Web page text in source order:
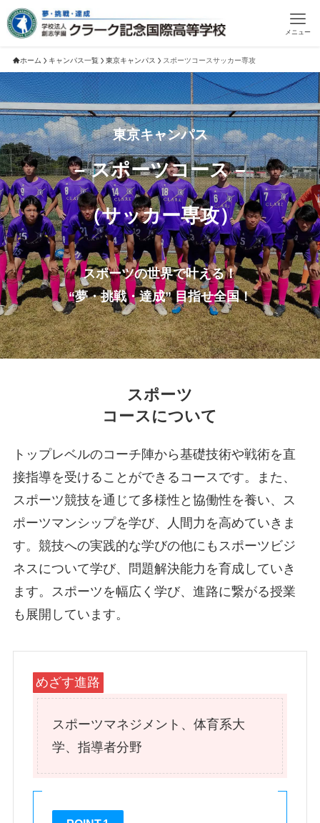
メニュー
ホーム キャンパス一覧 東京キャンパス スポーツコースサッカー専攻
東京キャンパス
– スポーツコース –
（サッカー専攻）
スポーツの世界で叶える！
“夢・挑戦・達成” 目指せ全国！
スポーツ
コースについて
トップレベルのコーチ陣から基礎技術や戦術を直
接指導を受けることができるコースです。
また、
スポーツ競技を通じて多様性と協働性を養い、ス
ポーツマンシップを学び、人間力を高めていきま
す。競技への実践的な学びの他にもスポーツビジ
ネスについて学び、問題解決能力を育成していき
ます。スポーツを幅広く学び、進路に繋がる授業
も展開しています。
めざす進路
スポーツマネジメント、体育系大
学、指導者分野